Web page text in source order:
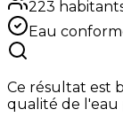
223
Eau
Ce résultat est
qualité de l'eau